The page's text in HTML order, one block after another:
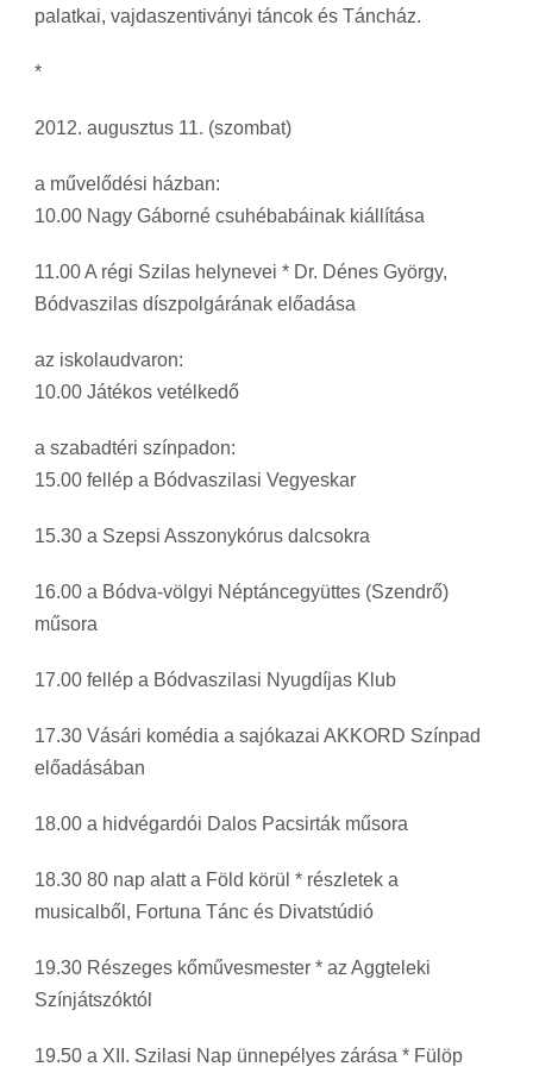
palatkai, vajdaszentiványi táncok és Táncház.
*
2012. augusztus 11. (szombat)
a művelődési házban:
10.00 Nagy Gáborné csuhébabáinak kiállítása
11.00 A régi Szilas helynevei * Dr. Dénes György,
Bódvaszilas díszpolgárának előadása
az iskolaudvaron:
10.00 Játékos vetélkedő
a szabadtéri színpadon:
15.00 fellép a Bódvaszilasi Vegyeskar
15.30 a Szepsi Asszonykórus dalcsokra
16.00 a Bódva-völgyi Néptáncegyüttes (Szendrő)
műsora
17.00 fellép a Bódvaszilasi Nyugdíjas Klub
17.30 Vásári komédia a sajókazai AKKORD Színpad
előadásában
18.00 a hidvégardói Dalos Pacsirták műsora
18.30 80 nap alatt a Föld körül * részletek a
musicalből, Fortuna Tánc és Divatstúdió
19.30 Részeges kőművesmester * az Aggteleki
Színjátszóktól
19.50 a XII. Szilasi Nap ünnepélyes zárása * Fülöp